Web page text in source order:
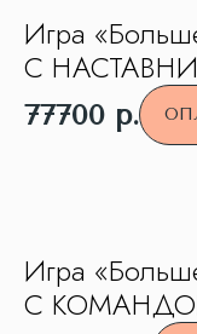
Игра
С
77700 р.
Игра
С